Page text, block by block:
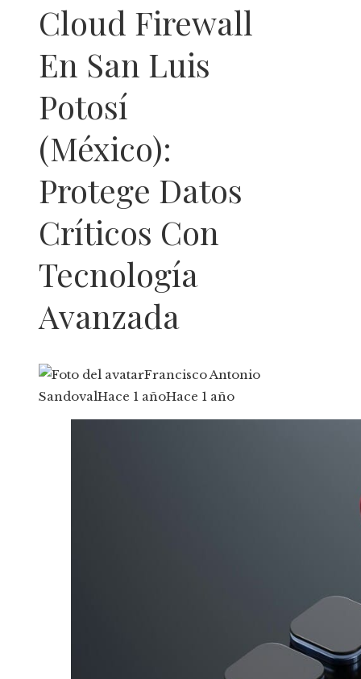
Cloud Firewall
En San Luis
Potosí
(México):
Protege Datos
Críticos Con
Tecnología
Avanzada
Francisco Antonio
SandovalHace 1 añoHace 1 año